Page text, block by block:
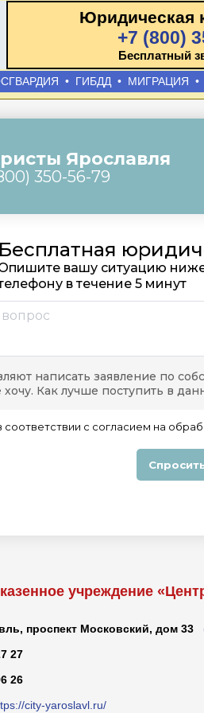
Юридическая
+7 (800)
Бесплатный
• ГИБДД • МИГРАЦИЯ •
учреждение
проспект Московский, дом 33
27
26
city-yaroslavl.ru/